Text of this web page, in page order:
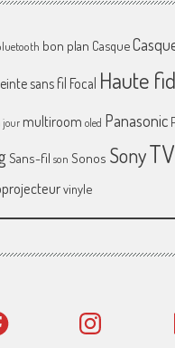
bon plan Casque
sans fil Focal Haute
jour multiroom oled Panasonic
Sans-fil son Sonos SonyTV
vinyle
Instagram